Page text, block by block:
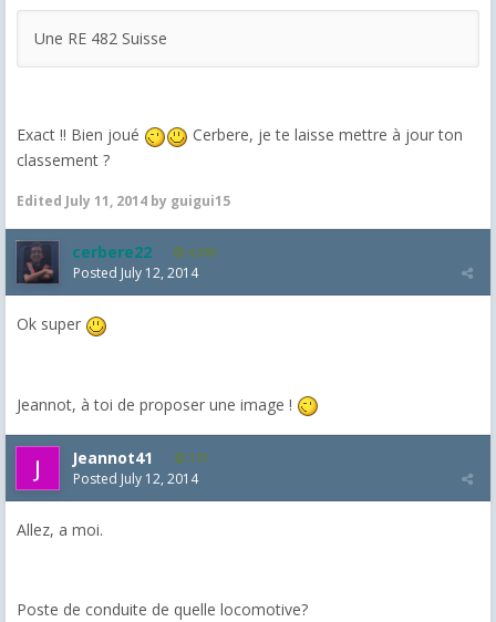
Une RE 482 Suisse
Exact !! Bien joué
Cerbere, je te laisse mettre à jour ton
classement ?
Edited July 11, 2014 by guigui15
cerbere22 4,385
Posted July 12, 2014
Ok super
Jeannot, à toi de proposer une image !
Jeannot41 171
Posted July 12, 2014
Allez, a moi.
Poste de conduite de quelle locomotive?